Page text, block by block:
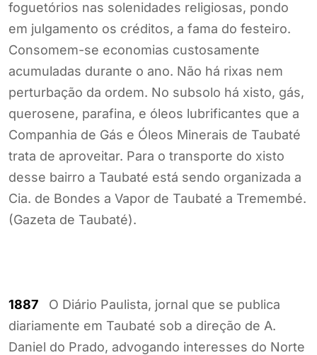
foguetórios nas solenidades religiosas, pondo
em julgamento os créditos, a fama do festeiro.
Consomem-se economias custosamente
acumuladas durante o ano. Não há rixas nem
perturbação da ordem. No subsolo há xisto, gás,
querosene, parafina, e óleos lubrificantes que a
Companhia de Gás e Óleos Minerais de Taubaté
trata de aproveitar. Para o transporte do xisto
desse bairro a Taubaté está sendo organizada a
Cia. de Bondes a Vapor de Taubaté a Tremembé.
(Gazeta de Taubaté).
1887 O Diário Paulista, jornal que se publica
diariamente em Taubaté sob a direção de A.
Daniel do Prado, advogando interesses do Norte